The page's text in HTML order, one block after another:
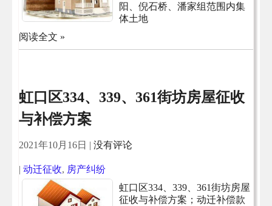
阳、倪石桥、潘家组范围内集
体土地
阅读全文 »
虹口区334、339、361街坊房屋征收
与补偿方案
2021年10月16日 | 没有评论
| 动迁征收, 房产纠纷
虹口区334、339、361街坊房屋
征收与补偿方案；动迁补偿款